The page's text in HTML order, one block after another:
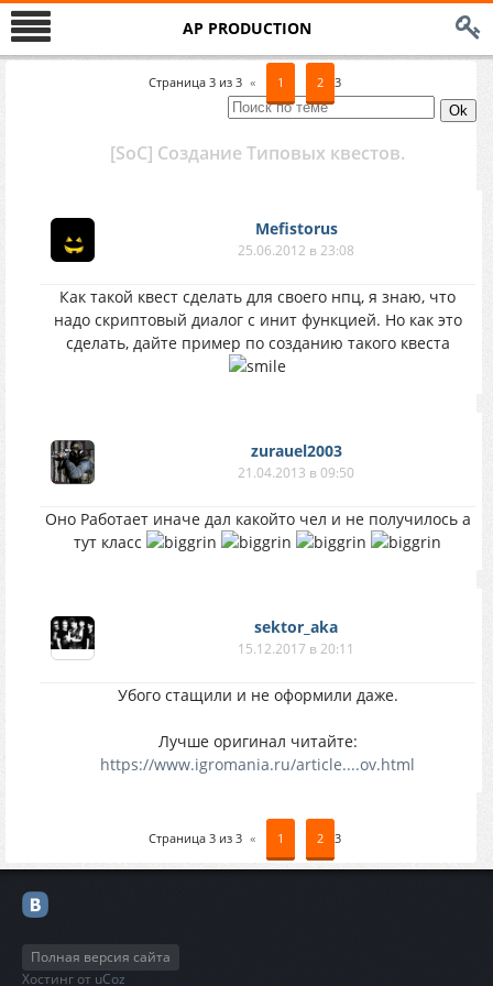
AP PRODUCTION
Страница 3 из 3 « 1 2 3
[SoC] Создание Типовых квестов.
Mefistorus
25.06.2012 в 23:08
Как такой квест сделать для своего нпц, я знаю, что
надо скриптовый диалог с инит функцией. Но как это
сделать, дайте пример по созданию такого квеста
zurauel2003
21.04.2013 в 09:50
Оно Работает иначе дал какойто чел и не получилось а
тут класс
sektor_aka
15.12.2017 в 20:11
Убого стащили и не оформили даже.
Лучше оригинал читайте:
https://www.igromania.ru/article....ov.html
Страница 3 из 3 « 1 2 3
Полная версия сайта
Хостинг от uCoz